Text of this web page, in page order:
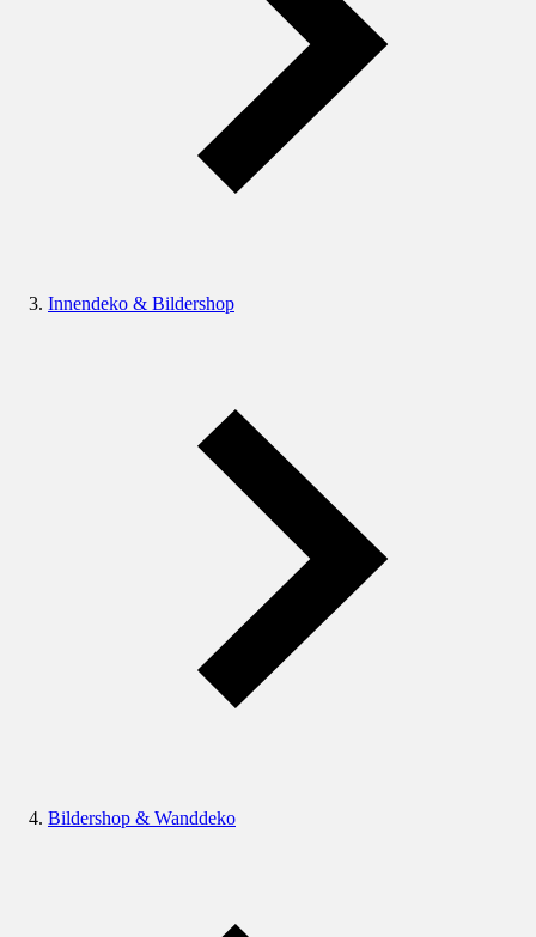
Innendeko & Bildershop
Bildershop & Wanddeko